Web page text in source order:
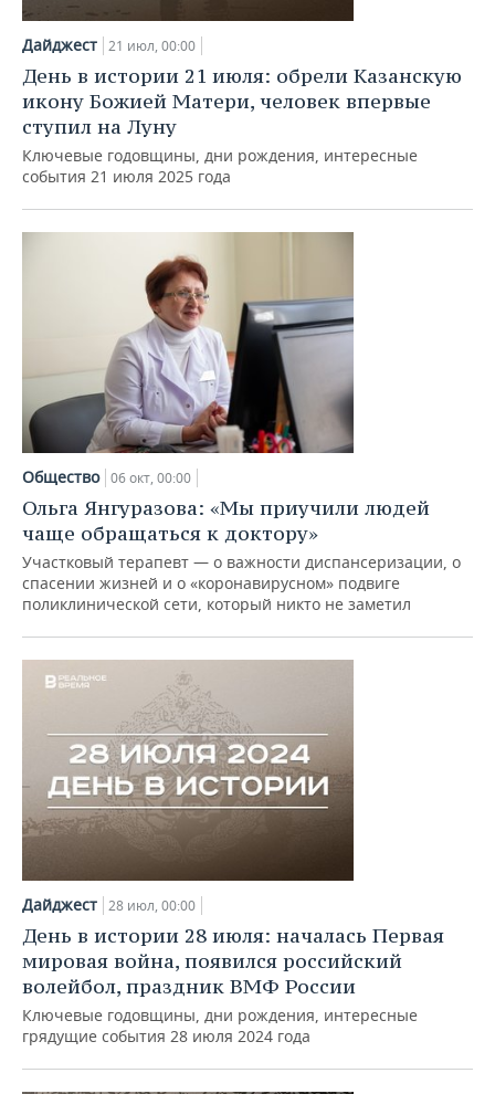
НЕФТЕХИМИЯ
НЕФТЬ
ОПК
ЭНЕРГЕТИКА
РОЗНИЧНАЯ ТОРГОВЛЯ
ТРАНСПОРТ
УСЛУГИ
НОВОСТИ ТЕХНОЛОГИЙ
IT
МЕДИА
МЕРОПРИЯТИЯ
НОВОСТИ МЕРОПРИЯТИЙ
ВЫЕЗДНАЯ РЕДАКЦИЯ
ОТКРЫТАЯ ЛЕКЦИЯ
СПОРТ
НОВОСТИ СПОРТА
ВОЛЕЙБОЛ
КИБЕРСПОРТ
ФИГУРНОЕ КАТАНИЕ
ВОДНЫЕ ВИДЫ СПОРТА
ХОККЕЙ С МЯЧОМ
ОБЩЕСТВО
ИНФРАСТРУКТУРА
КУЛЬТУРА
МЕДИЦИНА
ОБРАЗОВАНИЕ
ПРОИСШЕСТВИЯ
СПИСОК ПЕРСОН
СПИСОК КОМПАНИЙ
ПОЛНАЯ ВЕРСИЯ
Дайджест 21 июл, 00:00
День в истории 21 июля: обрели Казанскую
икону Божией Матери, человек впервые
ступил на Луну
Ключевые годовщины, дни рождения, интересные
события 21 июля 2025 года
Общество 06 окт, 00:00
Ольга Янгуразова: «Мы приучили людей
чаще обращаться к доктору»
Участковый терапевт — о важности диспансеризации, о
спасении жизней и о «коронавирусном» подвиге
поликлинической сети, который никто не заметил
Дайджест 28 июл, 00:00
День в истории 28 июля: началась Первая
мировая война, появился российский
волейбол, праздник ВМФ России
Ключевые годовщины, дни рождения, интересные
грядущие события 28 июля 2024 года